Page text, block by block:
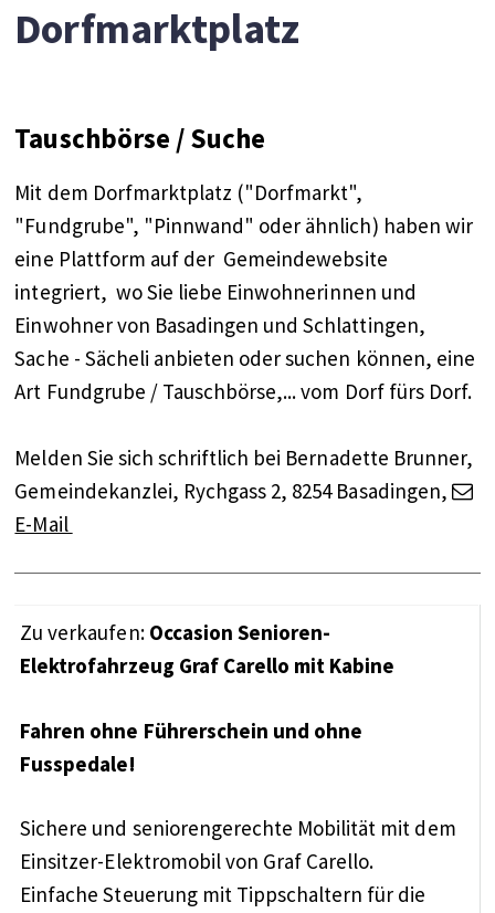
Dorfmarktplatz
Tauschbörse / Suche
Mit dem Dorfmarktplatz ("Dorfmarkt",
"Fundgrube", "Pinnwand" oder ähnlich) haben wir
eine Plattform auf der Gemeindewebsite
integriert, wo Sie liebe Einwohnerinnen und
Einwohner von Basadingen und Schlattingen,
Sache - Sächeli anbieten oder suchen können, eine
Art Fundgrube / Tauschbörse,... vom Dorf fürs Dorf.
Melden Sie sich schriftlich bei Bernadette Brunner,
Gemeindekanzlei, Rychgass 2, 8254 Basadingen,
E-Mail
Zu verkaufen: Occasion Senioren-
Elektrofahrzeug Graf Carello mit Kabine
Fahren ohne Führerschein und ohne
Fusspedale!
Sichere und seniorengerechte Mobilität mit dem
Einsitzer-Elektromobil von Graf Carello.
Einfache Steuerung mit Tippschaltern für die